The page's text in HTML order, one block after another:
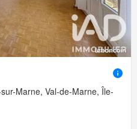
Marne, Val-de-Marne, Île-